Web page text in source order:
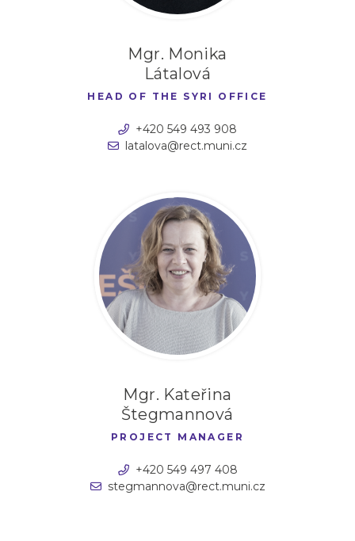
Mgr. Monika
Látalová
HEAD OF THE SYRI OFFICE
+420 549 493 908
latalova@rect.muni.cz
Mgr. Kateřina
Štegmannová
PROJECT MANAGER
+420 549 497 408
stegmannova@rect.muni.cz